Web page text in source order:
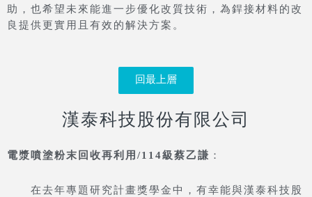
助，也希望未來能進一步優化改質技術，為銲接材料的改
良提供更實用且有效的解決方案。
回最上層
漢泰科技股份有限公司
電漿噴塗粉末回收再利用 /114級蔡乙謙 ：
在去年專題研究計畫獎學金中，有幸能與漢泰科技股